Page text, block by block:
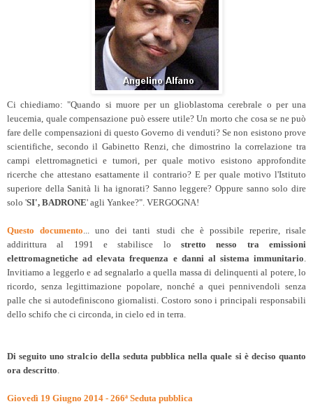
Ci chiediamo: "Quando si muore per un glioblastoma cerebrale o per una
leucemia, quale compensazione può essere utile? Un morto che cosa se ne può
fare delle compensazioni di questo Governo di venduti? Se non esistono prove
scientifiche, secondo il Gabinetto Renzi, che dimostrino la correlazione tra
campi elettromagnetici e tumori, per quale motivo esistono approfondite
ricerche che attestano esattamente il contrario? E per quale motivo l'Istituto
superiore della Sanità li ha ignorati? Sanno leggere? Oppure sanno solo dire
solo 'SI', BADRONE' agli Yankee?". VERGOGNA!
Questo documento... uno dei tanti studi che è possibile reperire, risale
addirittura al 1991 e stabilisce lo stretto nesso tra emissioni
elettromagnetiche ad elevata frequenza e danni al sistema immunitario.
Invitiamo a leggerlo e ad segnalarlo a quella massa di delinquenti al potere, lo
ricordo, senza legittimazione popolare, nonché a quei pennivendoli senza
palle che si autodefiniscono giornalisti. Costoro sono i principali responsabili
dello schifo che ci circonda, in cielo ed in terra.
Di seguito uno stralcio della seduta pubblica nella quale si è deciso quanto
ora descritto.
Giovedì 19 Giugno 2014 - 266ª Seduta pubblica